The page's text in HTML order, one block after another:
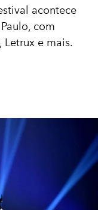
acontece
com
Letrux e mais.